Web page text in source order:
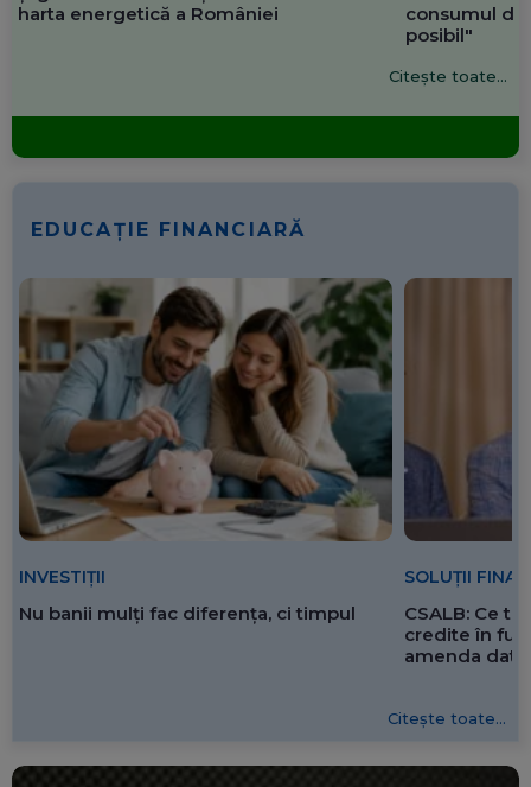
harta energetică a României
consumul de
posibil"
Citește toate...
EDUCAȚIE FINANCIARĂ
INVESTIȚII
Nu banii mulți fac diferența, ci timpul
SOLUȚII
CSALB: Ce
credite în
amenda
Citește toate...